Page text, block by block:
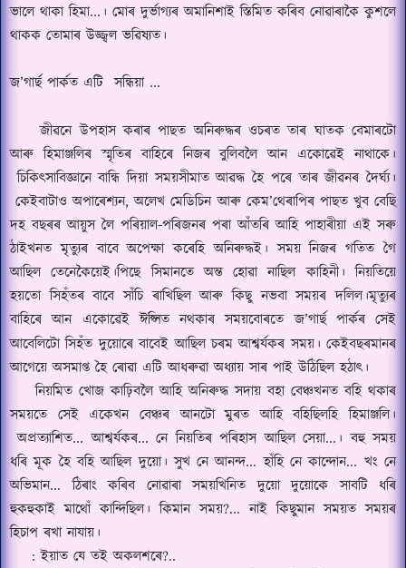
ভালে থাকা হিমা...। মোৰ দুৰ্ভাগ্যৰ অমানিশাইস্তিমিতকৰিব নোৱাৰাকৈ কুশলে
থাকক তোমাৰ উজ্জ্বল ভৱিষ্যত।
জ’গাৰ্ছ পার্কত এটি সন্ধিয়া ...
জীৱনে উপহাস কৰাৰ পাছত অনিৰুদ্ধৰ ওচৰত তাৰ ঘাতক বেমাৰটো
আৰু হিমাঞ্জলিৰ স্মৃতিৰ বাহিৰে নিজৰ বুলিবলৈ আন একোৱেই নাথাকে।
চিকিৎসাবিজ্ঞানে বান্ধি দিয়া সময়সীমাত আৱদ্ধ হৈ পৰে তাৰ জীৱনৰ দৈর্ঘ্য।
কেইবাটাও অপাৰেশ্যন,অলেখ মেডিচিন আৰু কেম’থেৰাপিৰ পাছত খুব বেছি
দহ বছৰৰ আয়ুস লৈ পৰিয়াল-পৰিজনৰ পৰা আঁতৰি আহি পাহাৰীয়া এই সৰু
ঠাইখনত মৃত্যুৰ বাবে অপেক্ষা কৰেহি অনিৰুদ্ধই। সময় নিজৰ গতিত গৈ
আছিল তেনেকৈয়েই।পিছে সিমানতে অন্ত হোৱা নাছিল কাহিনী। নিয়তিয়ে
হয়তো সিহঁতৰ বাবে সাঁচি ৰাখিছিল আৰু কিছু নভবা সময়ৰ দলিল।মৃত্যুৰ
বাহিৰে আন একোৱেই ঈপ্সিত নথকাৰ সময়বোৰতে জ’গাৰ্ছ পার্কৰ সেই
আবেলিটো সিহঁত দুয়োৰে বাবেই আছিল চৰম আশ্বর্যকৰ সময়। কেইবছৰমানৰ
আগেয়ে অসমাপ্ত হৈ ৰোৱা এটি আধৰুৱা অধ্যায় সাৰ পাই উঠিছিল হঠাৎ।
নিয়মিত খোজ কাঢ়িবলৈ আহি অনিৰুদ্ধ সদায় বহা বেঞ্চখনত বহি থকাৰ
সময়তে সেই একেখন বেঞ্চৰ আনটো মুৰত আহি বহিছিলহি হিমাঞ্জলি।
অপ্রত্যাশিত...আশ্বর্যকৰ...নে নিয়তিৰ পৰিহাস আছিল সেয়া...। বহু সময়
ধৰি মূক হৈ বহি আছিল দুয়ো। সুখ নে আনন্দ...হাঁহি নে কান্দোন... খং নে
অভিমান... ঠিৰাং কৰিব নোৱাৰা সময়খিনিত দুয়ো দুয়োকে সাবটি ধৰি
হুকহুকাই মাথোঁ কান্দিছিল। কিমান সময়?...নাই কিছুমান সময়ত সময়ৰ
হিচাপ ৰখা নাযায়।
:ইয়াত যে তই অকলশৰে?..